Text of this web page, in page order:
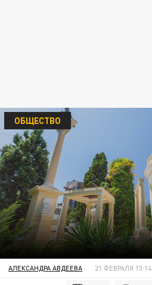
ОБЩЕСТВО
АЛЕКСАНДРА АВДЕЕВА 21 ФЕВРАЛЯ 13:14